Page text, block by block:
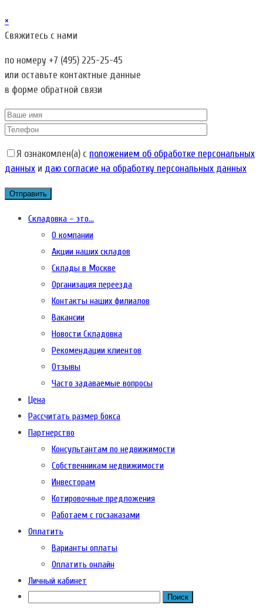
×
Свяжитесь с нами
по номеру +7 (495) 225-25-45
или оставьте контактные данные
в форме обратной связи
Я ознакомлен(а) с положением об обработке персональных
данных и даю согласие на обработку персональных данных
Складовка – это…
О компании
Акции наших складов
Склады в Москве
Организация переезда
Контакты наших филиалов
Вакансии
Новости Складовка
Рекомендации клиентов
Отзывы
Часто задаваемые вопросы
Цена
Рассчитать размер бокса
Партнерство
Консультантам по недвижимости
Собственникам недвижимости
Инвесторам
Котировочные предложения
Работаем с госзаказами
Оплатить
Варианты оплаты
Оплатить онлайн
Личный кабинет